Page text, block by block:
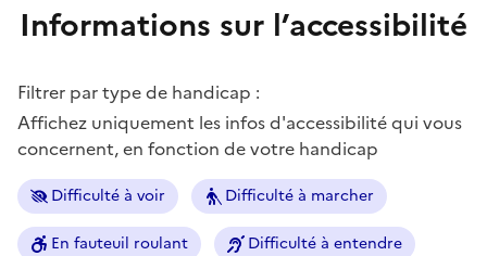
Informations sur l’accessibilité
Filtrer par type de handicap :
Affichez uniquement les infos d'accessibilité qui vous
concernent, en fonction de votre handicap
Difficulté à voir Difficulté à marcher
En fauteuil roulant Difficulté à entendre